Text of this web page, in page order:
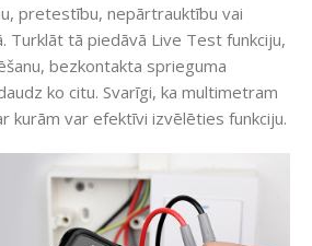
pretestību, nepārtrauktību vai
Turklāt tā piedāvā Live Test funkciju,
bezkontakta sprieguma
ko citu. Svarīgi, ka multimetram
kurām var efektīvi izvēlēties funkciju.